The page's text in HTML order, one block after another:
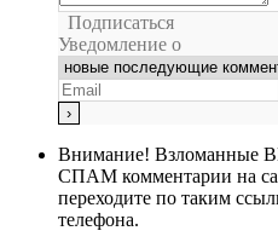
Подписаться
Уведомление о
Внимание! Взломанные
СПАМ комментарии на
переходите по таким
телефона.